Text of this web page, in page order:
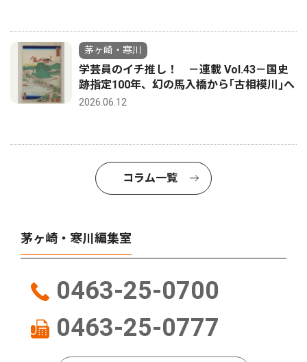
茅ヶ崎・寒川
学芸員のイチ推し！ －連載 Vol.43－国史
跡指定100年、幻の馬入橋から｢古相模川｣へ
2026.06.12
コラム一覧
茅ヶ崎・寒川編集室
0463-25-0700
0463-25-0777